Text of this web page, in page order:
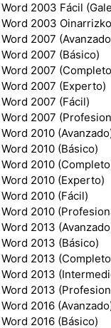
2003 Fácil
2003
2007
2007 (Básico)
2007
2007 (Experto)
2007 (Fácil)
2007
2010
2010 (Básico)
2010
2010 (Experto)
2010 (Fácil)
2010
2013
2013 (Básico)
2013
2013
2013
2016
2016 (Básico)